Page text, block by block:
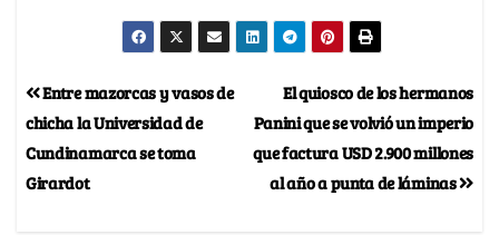
El quiosco de los hermanos
Panini que se volvió un imperio
que factura USD 2.900 millones
al año a punta de láminas
Entre mazorcas y vasos de
chicha la Universidad de
Cundinamarca se toma
Girardot